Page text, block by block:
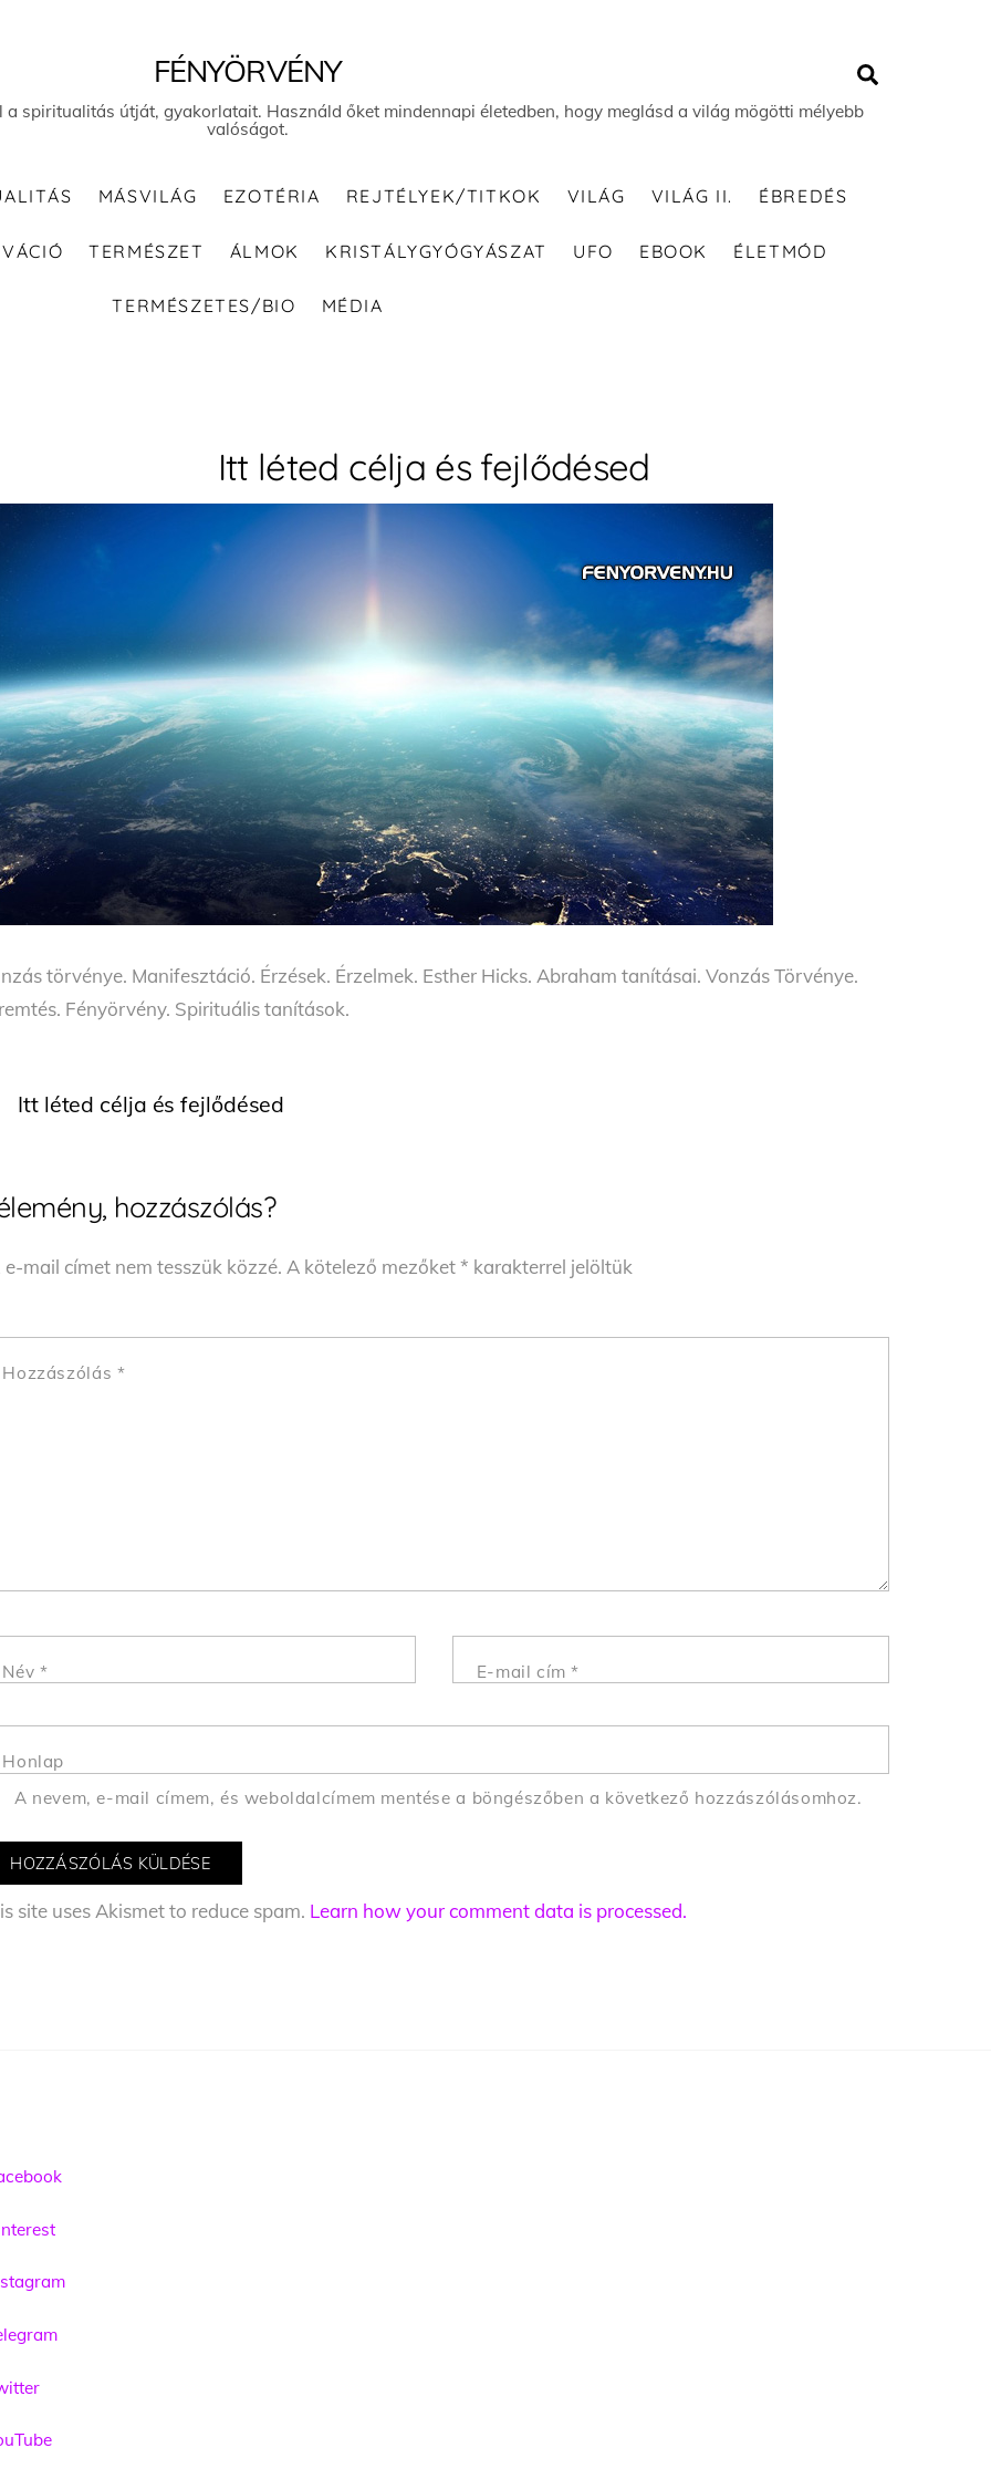
FÉNYÖRVÉNY
a spiritualitás útját, gyakorlatait. Használd őket mindennapi életedben, hogy meglásd a világ mögötti mélyebb
valóságot.
MÁSVILÁG EZOTÉRIA REJTÉLYEK/TITKOK VILÁG VILÁG II. ÉBREDÉS
TERMÉSZET ÁLMOK KRISTÁLYGYÓGYÁSZAT UFO EBOOK ÉLETMÓD
TERMÉSZETES/BIO MÉDIA
Itt léted célja és fejlődésed
törvénye. Manifesztáció. Érzések. Érzelmek. Esther Hicks. Abraham tanításai. Vonzás Törvénye.
Fényörvény. Spirituális tanítások.
Itt léted célja és fejlődésed
hozzászólás?
e-mail címet nem tesszük közzé. A kötelező mezőket* karakterrel jelöltük
Hozzászólás *
Név * E-mail cím*
Honlap
A nevem, e-mail címem, és weboldalcímem mentése a böngészőben a következő hozzászólásomhoz.
site uses Akismet to reduce spam. Learn how your comment data is processed.